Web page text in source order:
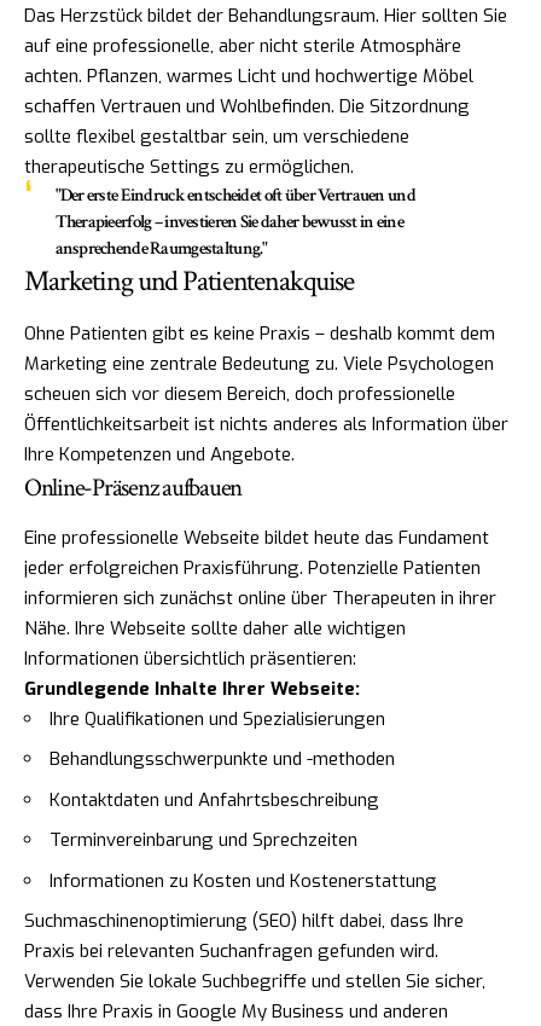
Das Herzstück bildet der Behandlungsraum. Hier sollten Sie
auf eine professionelle, aber nicht sterile Atmosphäre
achten. Pflanzen, warmes Licht und hochwertige Möbel
schaffen Vertrauen und Wohlbefinden. Die Sitzordnung
sollte flexibel gestaltbar sein, um verschiedene
therapeutische Settings zu ermöglichen.
"Der erste Eindruck entscheidet oft über Vertrauen und
Therapieerfolg – investieren Sie daher bewusst in eine
ansprechende Raumgestaltung."
Marketing und Patientenakquise
Ohne Patienten gibt es keine Praxis – deshalb kommt dem
Marketing eine zentrale Bedeutung zu. Viele Psychologen
scheuen sich vor diesem Bereich, doch professionelle
Öffentlichkeitsarbeit ist nichts anderes als Information über
Ihre Kompetenzen und Angebote.
Online-Präsenz aufbauen
Eine professionelle Webseite bildet heute das Fundament
jeder erfolgreichen Praxisführung. Potenzielle Patienten
informieren sich zunächst online über Therapeuten in ihrer
Nähe. Ihre Webseite sollte daher alle wichtigen
Informationen übersichtlich präsentieren:
Grundlegende Inhalte Ihrer Webseite:
Ihre Qualifikationen und Spezialisierungen
Behandlungsschwerpunkte und -methoden
Kontaktdaten und Anfahrtsbeschreibung
Terminvereinbarung und Sprechzeiten
Informationen zu Kosten und Kostenerstattung
Suchmaschinenoptimierung (SEO) hilft dabei, dass Ihre
Praxis bei relevanten Suchanfragen gefunden wird.
Verwenden Sie lokale Suchbegriffe und stellen Sie sicher,
dass Ihre Praxis in Google My Business und anderen